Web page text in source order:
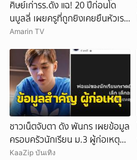
ศิษย์เก่ารร.ดัง แฉ! 20 ปีก่อนโด
นบูลลี่ เผยครูที่ถูกยิงเคยยืนหัวเราะ
ใส่
Amarin TV
ชาวเน็ตจับตา ดัง พันกร เผยข้อมูล
ครอบครัวนักเรียน ม.3 ผู้ก่อเหตุ
และที่มาอาวุธ
KaaZip บันเทิง